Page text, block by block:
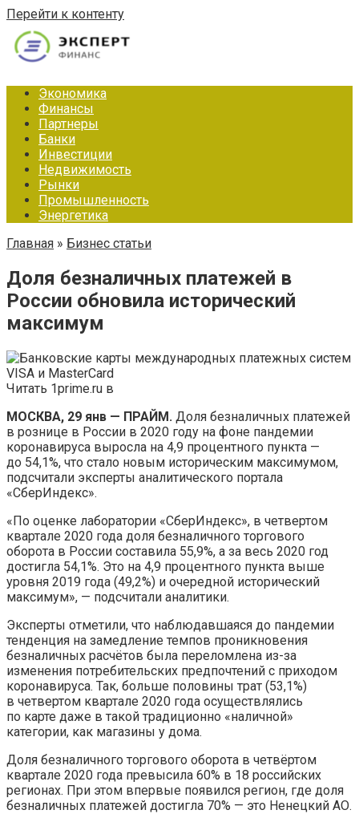
Перейти к контенту
Экономика
Финансы
Партнеры
Банки
Инвестиции
Недвижимость
Рынки
Промышленность
Энергетика
Главная » Бизнес статьи
Доля безналичных платежей в
России обновила исторический
максимум
Читать 1prime.ru в
МОСКВА, 29 янв — ПРАЙМ. Доля безналичных платежей
в рознице в России в 2020 году на фоне пандемии
коронавируса выросла на 4,9 процентного пункта —
до 54,1%, что стало новым историческим максимумом,
подсчитали эксперты аналитического портала
«СберИндекс».
«По оценке лаборатории «СберИндекс», в четвертом
квартале 2020 года доля безналичного торгового
оборота в России составила 55,9%, а за весь 2020 год
достигла 54,1%. Это на 4,9 процентного пункта выше
уровня 2019 года (49,2%) и очередной исторический
максимум», — подсчитали аналитики.
Эксперты отметили, что наблюдавшаяся до пандемии
тенденция на замедление темпов проникновения
безналичных расчётов была переломлена из-за
изменения потребительских предпочтений с приходом
коронавируса. Так, больше половины трат (53,1%)
в четвертом квартале 2020 года осуществлялись
по карте даже в такой традиционно «наличной»
категории, как магазины у дома.
Доля безналичного торгового оборота в четвёртом
квартале 2020 года превысила 60% в 18 российских
регионах. При этом впервые появился регион, где доля
безналичных платежей достигла 70% — это Ненецкий АО.